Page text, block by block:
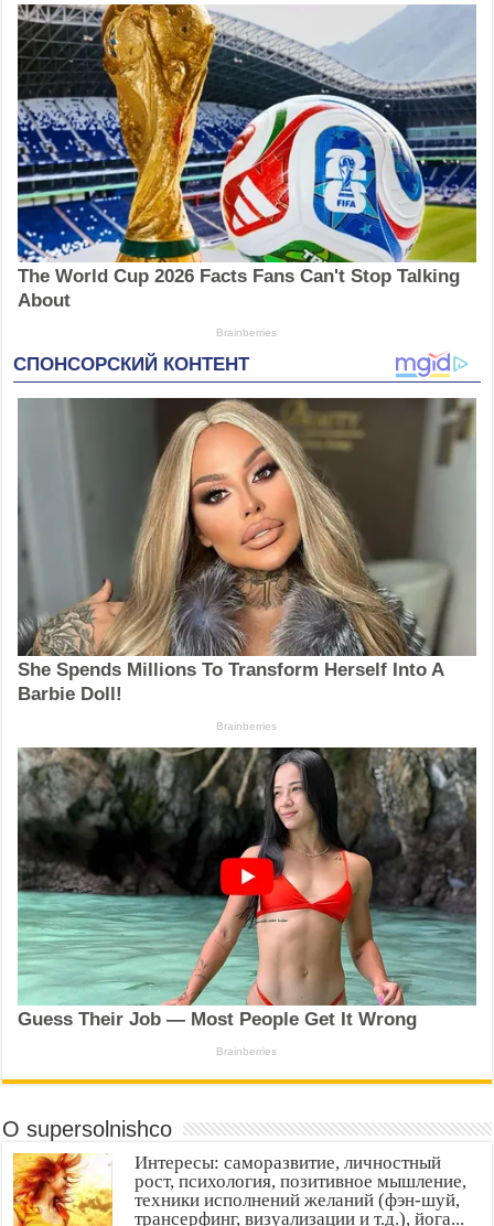
О supersolnishco
Интересы: саморазвитие, личностный
рост, психология, позитивное мышление,
техники исполнений желаний (фэн-шуй,
трансерфинг, визуализации и т.д.), йога...